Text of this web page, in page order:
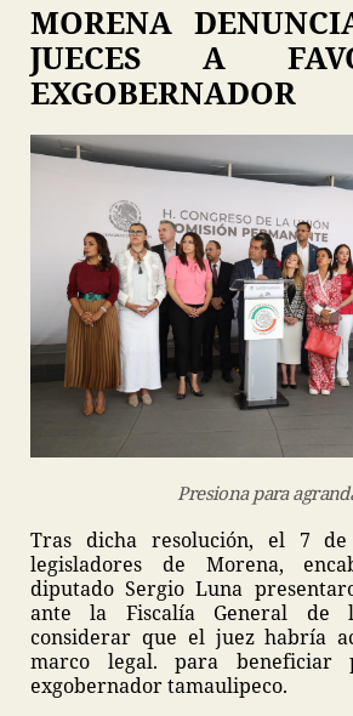
MORENA
JUECES A
EXGOBERNADOR
Presiona para
Tras dicha resolución, el 7
legisladores de Morena,
diputado Sergio Luna
ante la Fiscalía General de
considerar que el juez habría
marco legal. para beneficiar
exgobernador tamaulipeco.